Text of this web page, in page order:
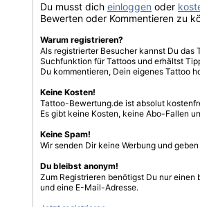
Du musst dich einloggen oder
Bewerten oder Kommentieren zu
Warum registrieren?
Als registrierter Besucher kannst Du
Suchfunktion für Tattoos und erhältst
Du kommentieren, Dein eigenes Tattoo
Keine Kosten!
Tattoo-Bewertung.de ist absolut
Es gibt keine Kosten, keine Abo-Fallen
Keine Spam!
Wir senden Dir keine Werbung und
Du bleibst anonym!
Zum Registrieren benötigst Du nur einen
und eine E-Mail-Adresse.